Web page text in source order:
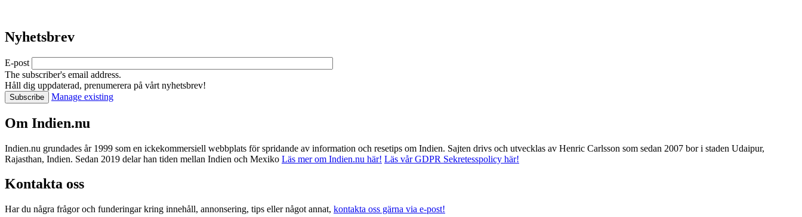
Nyhetsbrev
E-post
The subscriber's email address.
Håll dig uppdaterad, prenumerera på vårt nyhetsbrev!
Manage existing
Om Indien.nu
Indien.nu grundades år 1999 som en ickekommersiell webbplats för spridande av information och resetips om Indien. Sajten drivs och utvecklas av Henric Carlsson som sedan 2007 bor i staden Udaipur,
Rajasthan, Indien. Sedan 2019 delar han tiden mellan Indien och Mexiko Läs mer om Indien.nu här! Läs vår GDPR Sekretesspolicy här!
Kontakta oss
Har du några frågor och funderingar kring innehåll, annonsering, tips eller något annat, kontakta oss gärna via e-post!